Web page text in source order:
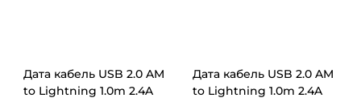
Дата кабель USB 2.0 AM
to Lightning 1.0m 2.4A
Дата кабель USB 2.0 AM
to Lightning 1.0m 2.4A